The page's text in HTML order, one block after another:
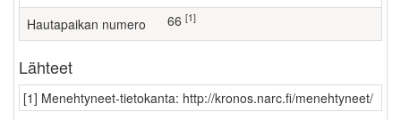
Hautapaikan numero 66 [1]
Lähteet
[1] Menehtyneet-tietokanta: http://kronos.narc.fi/menehtyneet/